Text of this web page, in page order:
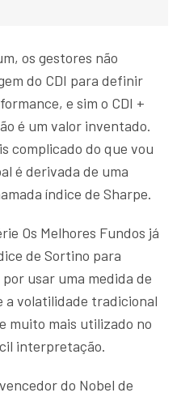
os gestores não
do CDI para definir
e sim o CDI +
é um valor inventado.
complicado do que vou
é derivada de uma
índice de Sharpe.
Os Melhores Fundos já
de Sortino para
usar uma medida de
a volatilidade tradicional
muito mais utilizado no
interpretação.
do Nobel de